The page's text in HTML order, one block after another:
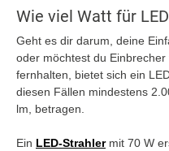
Wie viel Watt für
Geht es dir darum, deine
oder möchtest du
fernhalten, bietet sich ein
diesen Fällen mindestens
lm, betragen.
Ein LED-Strahlermit 70 W